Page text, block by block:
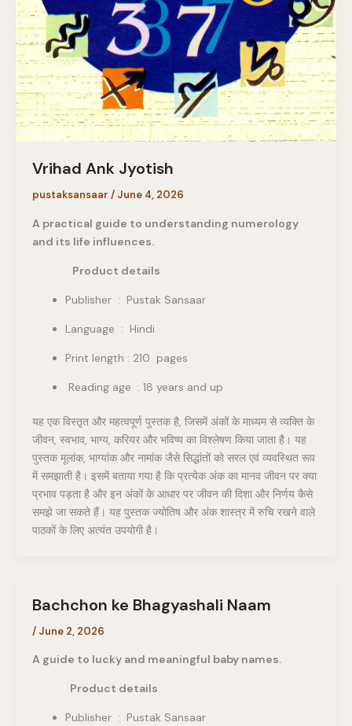
Vrihad Ank Jyotish
pustaksansaar / June 4, 2026
A practical guide to understanding numerology
and its life influences.
Product details
Publisher ‏ : ‎ Pustak Sansaar
Language : Hindi
Print length : 210 pages
Reading age : 18 years and up
यह एक विस्तृत और महत्वपूर्ण पुस्तक है, जिसमें अंकों के माध्यम से व्यक्ति के
जीवन, स्वभाव, भाग्य, करियर और भविष्य का विश्लेषण किया जाता है। यह
पुस्तक मूलांक, भाग्यांक और नामांक जैसे सिद्धांतों को सरल एवं व्यवस्थित रूप
में समझाती है। इसमें बताया गया है कि प्रत्येक अंक का मानव जीवन पर क्या
प्रभाव पड़ता है और इन अंकों के आधार पर जीवन की दिशा और निर्णय कैसे
समझे जा सकते हैं। यह पुस्तक ज्योतिष और अंक शास्त्र में रुचि रखने वाले
पाठकों के लिए अत्यंत उपयोगी है।
Bachchon ke Bhagyashali Naam
/ June 2, 2026
A guide to lucky and meaningful baby names.
Product details
Publisher ‏ : ‎ Pustak Sansaar